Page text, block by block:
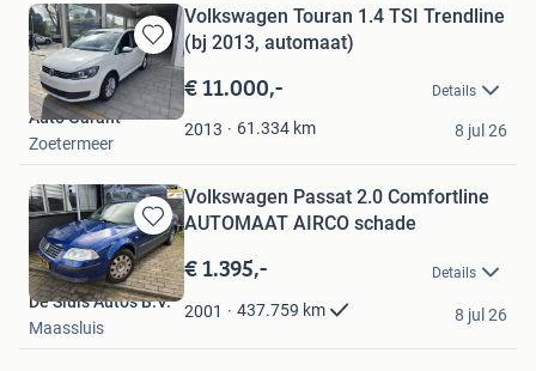
Bewaren
in
Mijn
Favorieten
Volkswagen Touran 1.4 TSI Trendline
(bj 2013, automaat)
€ 11.000,- Details
2013 61.334 km
Auto Garant
Zoetermeer
8 jul 26
Bewaren
in
Mijn
Favorieten
Volkswagen Passat 2.0 Comfortline
AUTOMAAT AIRCO schade
€ 1.395,- Details
2001 437.759 km
De Sluis Auto's B.V.
Maassluis
8 jul 26